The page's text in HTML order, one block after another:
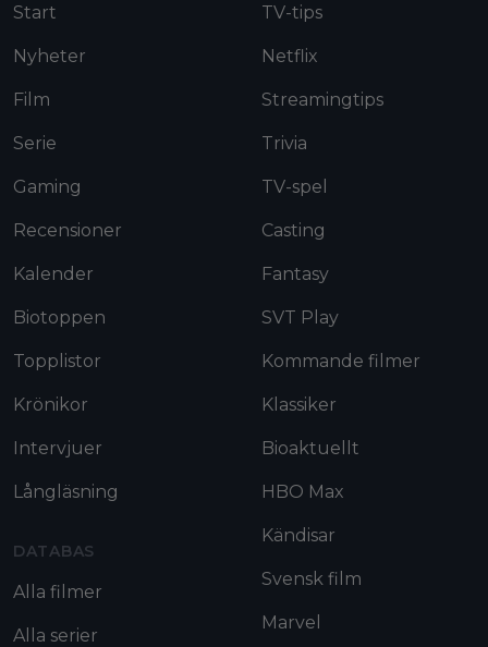
Start
Nyheter
Film
Serie
Gaming
Recensioner
Kalender
Biotoppen
Topplistor
Krönikor
Intervjuer
Långläsning
DATABAS
Alla filmer
Alla serier
TV-tips
Netflix
Streamingtips
Trivia
TV-spel
Casting
Fantasy
SVT Play
Kommande filmer
Klassiker
Bioaktuellt
HBO Max
Kändisar
Svensk film
Marvel